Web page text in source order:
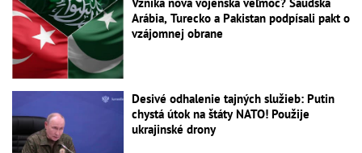
Vzniká nová vojenská veľmoc? Saudská
Arábia, Turecko a Pakistan podpísali pakt o
vzájomnej obrane
Desivé odhalenie tajných služieb: Putin
chystá útok na štáty NATO! Použije
ukrajinské drony